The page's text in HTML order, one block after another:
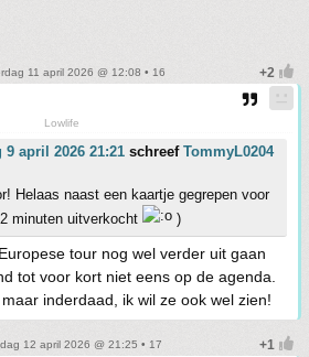
11 april 2026 @ 12:08 • 16
Lowlife
9 april 2026 21:21 schreef TommyL0204
Helaas naast een kaartje gegrepen voor
minuten uitverkocht
)
tour nog wel verder uit gaan
tot voor kort niet eens op de agenda.
inderdaad, ik wil ze ook wel zien!
12 april 2026 @ 21:25 • 17